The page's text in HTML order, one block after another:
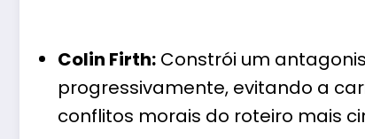
Colin Firth:Constrói um
progressivamente, evitando a
conflitos morais do roteiro mais